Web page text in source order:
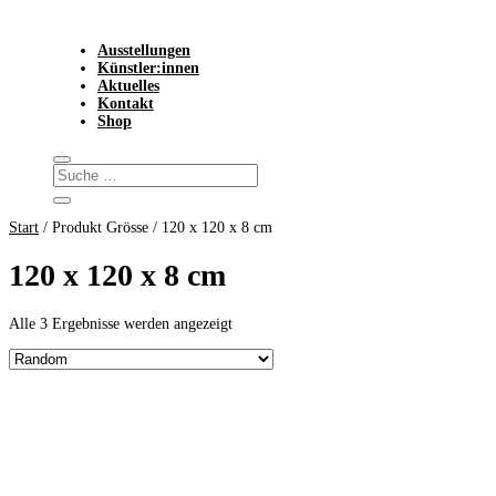
Ausstellungen
Künstler:innen
Aktuelles
Kontakt
Shop
Start / Produkt Grösse / 120 x 120 x 8 cm
120 x 120 x 8 cm
Alle 3 Ergebnisse werden angezeigt